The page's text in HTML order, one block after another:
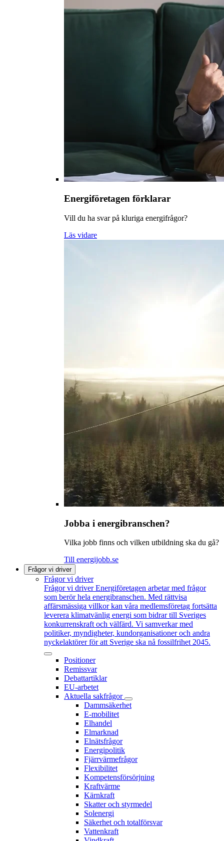
Energiföretagen förklarar
Vill du ha svar på kluriga energifrågor?
Läs vidare
Jobba i energibranschen?
Vilka jobb finns och vilken utbildning ska du gå?
Till energijobb.se
Frågor vi driver
Frågor vi driver
Frågor vi driver Energiföretagen arbetar med frågor
som berör hela energibranschen. Med rättvisa
affärsmässiga villkor kan våra medlemsföretag fortsätta
leverera klimatvänlig energi som bidrar till Sveriges
konkurrenskraft och välfärd. Vi samverkar med
politiker, myndigheter, kundorganisationer och andra
nyckelaktörer för att Sverige ska nå fossilfrihet 2045.
Positioner
Remissvar
Debattartiklar
EU-arbetet
Aktuella sakfrågor
Dammsäkerhet
E-mobilitet
Elhandel
Elmarknad
Elnätsfrågor
Energipolitik
Fjärrvärmefrågor
Flexibilitet
Kompetensförsörjning
Kraftvärme
Kärnkraft
Skatter och styrmedel
Solenergi
Säkerhet och totalförsvar
Vattenkraft